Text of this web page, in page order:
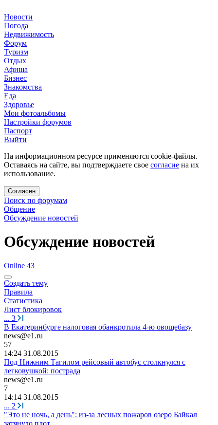
Новости
Погода
Недвижимость
Форум
Туризм
Отдых
Афиша
Бизнес
Знакомства
Еда
Здоровье
Мои фотоальбомы
Настройки форумов
Паспорт
Выйти
На информационном ресурсе применяются cookie-файлы.
Оставаясь на сайте, вы подтверждаете свое согласие на их
использование.
Согласен
Поиск по форумам
Общение
Обсуждение новостей
Обсуждение новостей
Online 43
Создать тему
Правила
Статистика
Лист блокировок
... 3
В Екатеринбурге налоговая обанкротила 4-ю овощебазу
news@e1.ru
57
14:24 31.08.2015
Под Нижним Тагилом рейсовый автобус столкнулся с
легковушкой: пострада
news@e1.ru
7
14:14 31.08.2015
... 2
"Это не ночь, а день": из-за лесных пожаров озеро Байкал
затянуло плот